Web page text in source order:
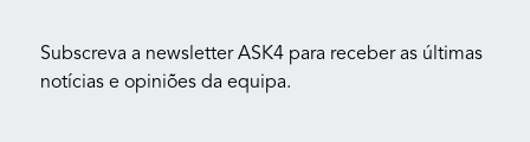
Subscreva a newsletter ASK4 para receber as últimas
notícias e opiniões da equipa.